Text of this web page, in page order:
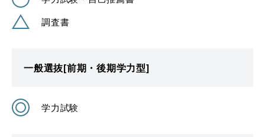
調査書
一般選抜[前期・後期学力型]
学力試験